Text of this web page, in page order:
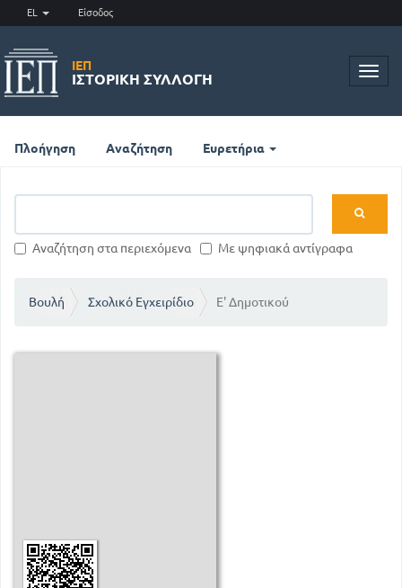
EL Είσοδος
ΙΕΠ
ΙΣΤΟΡΙΚΉ ΣΥΛΛΟΓΉ
Πλοήγηση Αναζήτηση Ευρετήρια
Αναζήτηση στα περιεχόμενα Με ψηφιακά αντίγραφα
Βουλή Σχολικό Εγχειρίδιο Ε' Δημοτικού